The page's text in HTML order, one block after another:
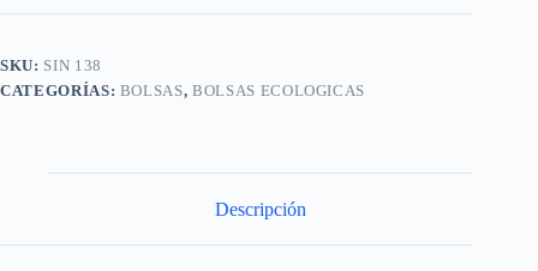
SKU: SIN 138
CATEGORÍAS: BOLSAS,BOLSAS ECOLOGICAS
Descripción